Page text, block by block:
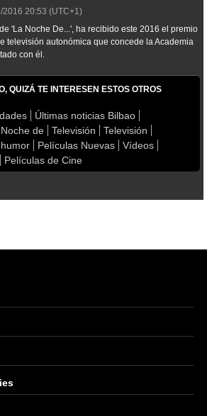
2016 20:53 (UTC+1)
'La Noche De...', ha recibido este 2016 el premio
televisión autonómica que concede la Academia
con él.
QUIZÁ TE INTERESEN ESTOS OTROS
Últimas noticias Bilbao
de
Televisión
Televisión
Películas Nuevas
Vídeos
Películas de Cine